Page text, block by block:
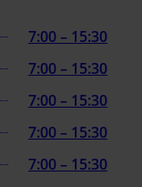
7:00 – 15:30
7:00 – 15:30
7:00 – 15:30
7:00 – 15:30
7:00 – 15:30